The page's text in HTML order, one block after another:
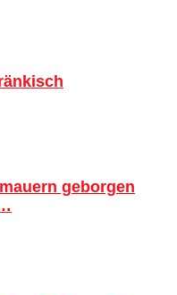
geborgen